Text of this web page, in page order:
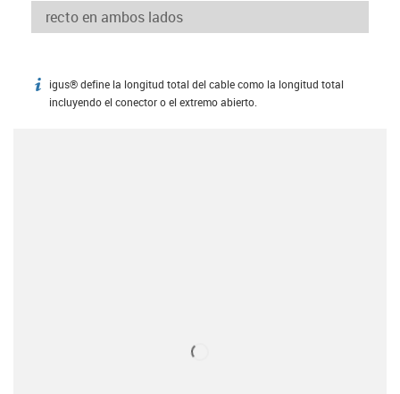
igus-icon-info
igus® define la longitud total del cable como la longitud total
incluyendo el conector o el extremo abierto.